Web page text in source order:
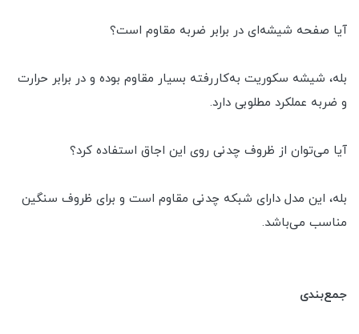
آیا صفحه شیشه‌ای در برابر ضربه مقاوم است؟
بله، شیشه سکوریت به‌کاررفته بسیار مقاوم بوده و در برابر حرارت
و ضربه عملکرد مطلوبی دارد.
آیا می‌توان از ظروف چدنی روی این اجاق استفاده کرد؟
بله، این مدل دارای شبکه چدنی مقاوم است و برای ظروف سنگین
مناسب می‌باشد.
جمع‌بندی